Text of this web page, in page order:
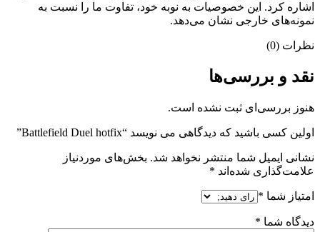
اشاره کرد. این خصوصیات به نوبه خود، تفاوت ما را نسبت به
نمونه‌های خارجی نشان می‌دهد.
نظرات (0)
نقد و بررسی‌ها
هنوز بررسی‌ای ثبت نشده است.
اولین کسی باشید که دیدگاهی می نویسد “Battlefield Duel hotfix”
نشانی ایمیل شما منتشر نخواهد شد. بخش‌های موردنیاز
علامت‌گذاری شده‌اند *
امتیاز شما *
دیدگاه شما *